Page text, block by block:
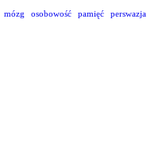
mózg osobowość pamięć perswazja